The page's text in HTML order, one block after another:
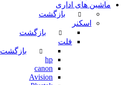
ماشین های اداری
بازگشت
اسکنر
بازگشت
فلت
بازگشت
hp
canon
Avision